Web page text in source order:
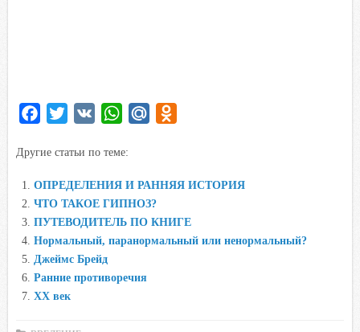
c
b
o
o
k
i
t
e
r
W
a
s
A
p
.
R
u
l
a
Другие статьи по теме:
ОПРЕДЕЛЕНИЯ И РАННЯЯ ИСТОРИЯ
ЧТО ТАКОЕ ГИПНОЗ?
ПУТЕВОДИТЕЛЬ ПО КНИГЕ
Нормальный, паранормальный или ненормальный?
Джеймс Брейд
Ранние противоречия
XX век